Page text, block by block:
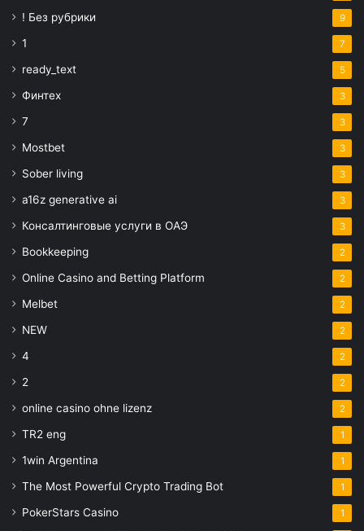
! Без рубрики 9
1 7
ready_text 5
Финтех 3
7 3
Mostbet 3
Sober living 3
a16z generative ai 3
Консалтинговые услуги в ОАЭ 3
Bookkeeping 2
Online Casino and Betting Platform 2
Melbet 2
NEW 2
4 2
2 2
online casino ohne lizenz 2
TR2 eng 1
1win Argentina 1
The Most Powerful Crypto Trading Bot 1
PokerStars Casino 1